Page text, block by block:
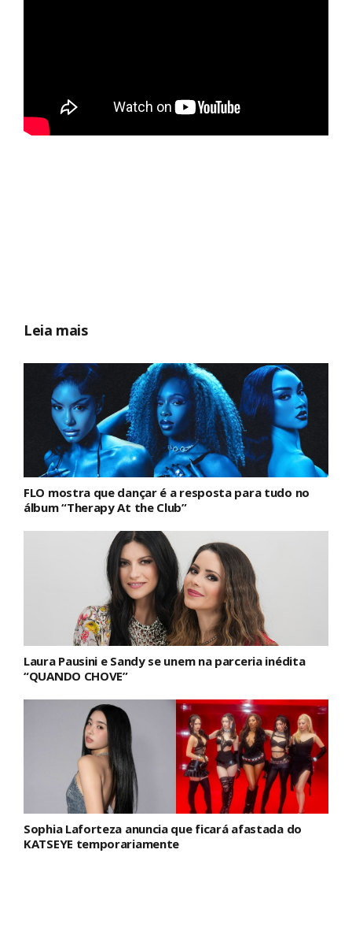
Leia mais
FLO mostra que dançar é a resposta para tudo no
álbum “Therapy At the Club”
Laura Pausini e Sandy se unem na parceria inédita
“QUANDO CHOVE”
Sophia Laforteza anuncia que ficará afastada do
KATSEYE temporariamente